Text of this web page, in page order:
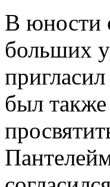
В юности
больших
был